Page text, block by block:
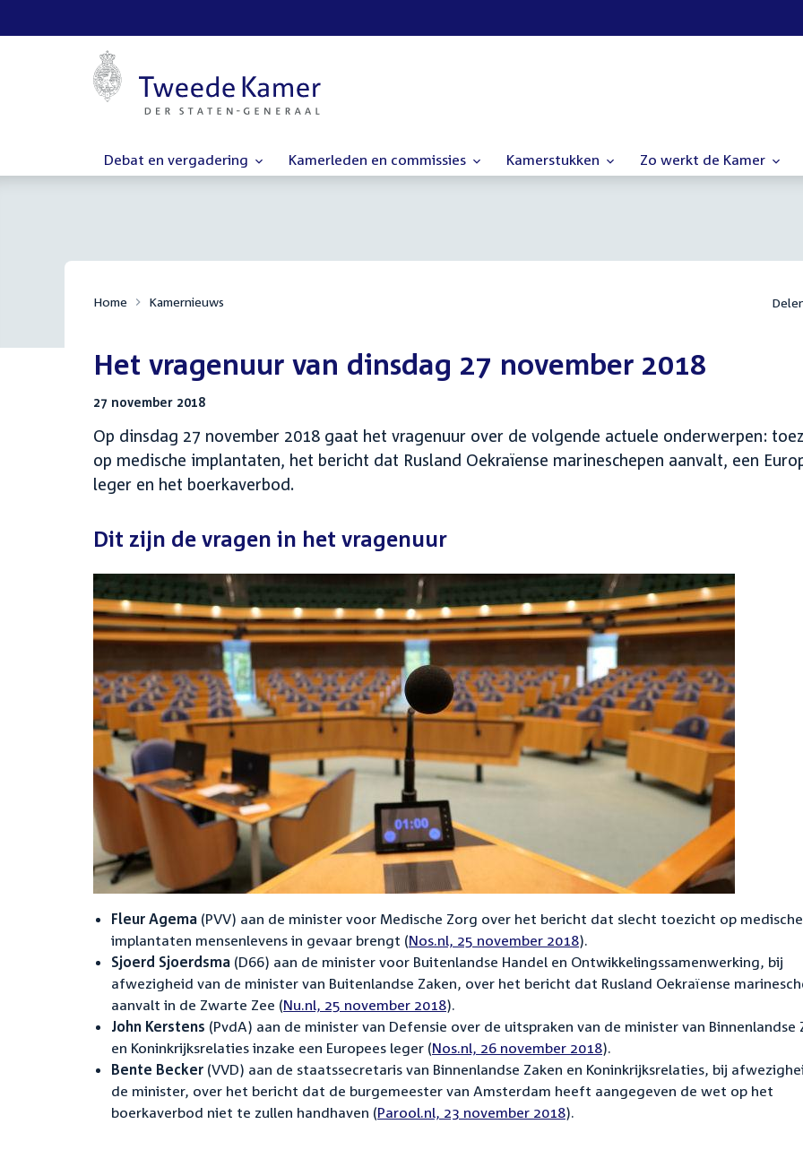
Debat en vergadering Kamerleden en commissies Kamerstukken Zo werkt de Kamer
Home Kamernieuws
Het vragenuur van dinsdag 27 november 2018
27 november 2018
Op dinsdag 27 november 2018 gaat het vragenuur over de volgende actuele onderwerpen:
op medische implantaten, het bericht dat Rusland Oekraïense marineschepen aanvalt, een
leger en het boerkaverbod.
Dit zijn de vragen in het vragenuur
Fleur Agema (PVV) aan de minister voor Medische Zorg over het bericht dat slecht toezicht op medische
implantaten mensenlevens in gevaar brengt (Nos.nl, 25 november 2018).
Sjoerd Sjoerdsma (D66) aan de minister voor Buitenlandse Handel en Ontwikkelingssamenwerking, bij
afwezigheid van de minister van Buitenlandse Zaken, over het bericht dat Rusland Oekraïense
aanvalt in de Zwarte Zee (Nu.nl, 25 november 2018).
John Kerstens (PvdA) aan de minister van Defensie over de uitspraken van de minister van Binnenlandse
en Koninkrijksrelaties inzake een Europees leger (Nos.nl, 26 november 2018).
Bente Becker (VVD) aan de staatssecretaris van Binnenlandse Zaken en Koninkrijksrelaties, bij
de minister, over het bericht dat de burgemeester van Amsterdam heeft aangegeven de wet op het
boerkaverbod niet te zullen handhaven (Parool.nl, 23 november 2018).